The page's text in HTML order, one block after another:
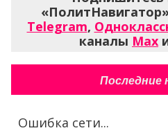
Telegram,
каналы Max
Последние
Ошибка сети...